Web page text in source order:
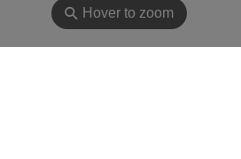
⚲ Hover to zoom